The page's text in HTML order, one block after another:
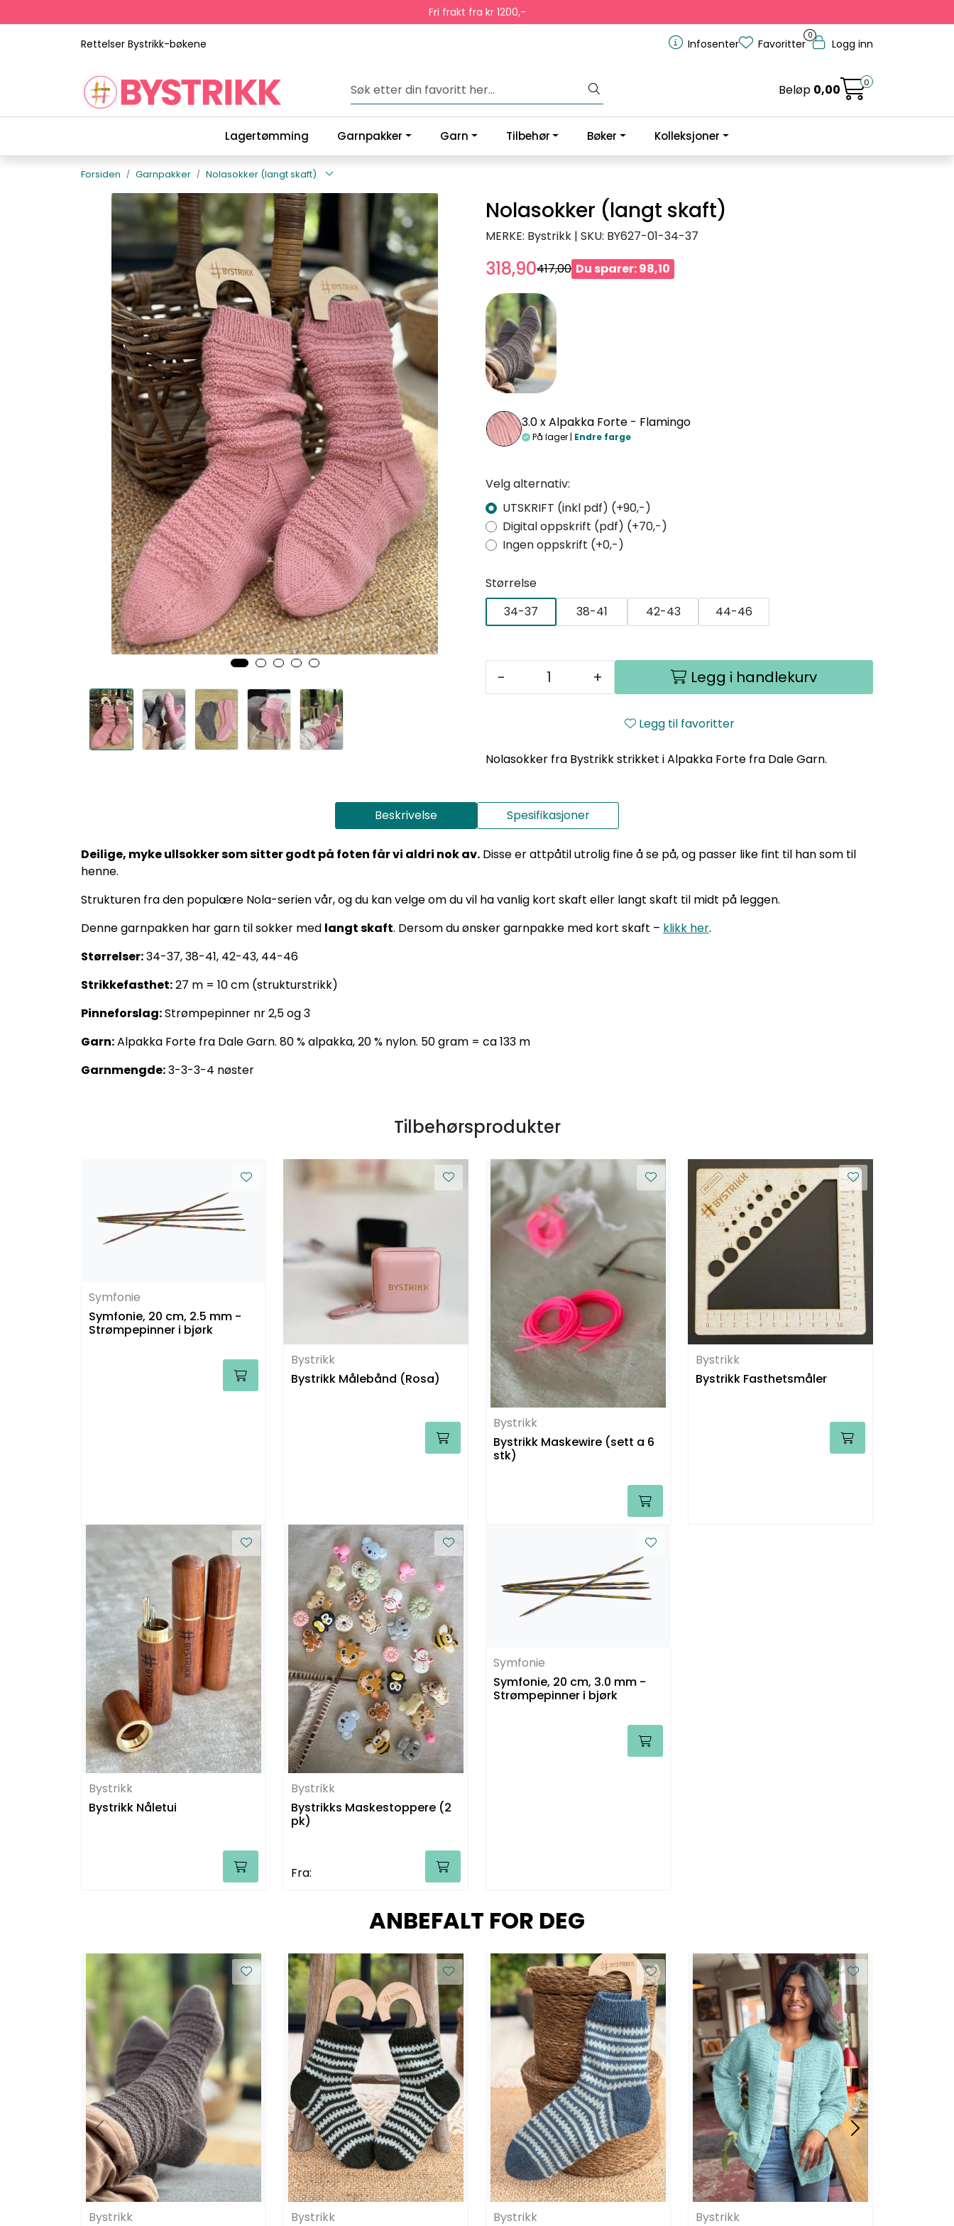
Fri frakt fra kr 1200,-
Rettelser Bystrikk-bøkene Infosenter
0
Favoritter Logg inn
Beløp 0,00 0
Lagertømming Garnpakker Garn Tilbehør Bøker Kolleksjoner
Forsiden Garnpakker Nolasokker (langt skaft)
Nolasokker (langt skaft)
MERKE: Bystrikk | SKU: BY627-01-34-37
318,90417,00 Du sparer: 98,10
3.0 xAlpakka Forte - Flamingo
På lager | Endre farge
Velg alternativ:
UTSKRIFT (inkl pdf) (+90,-)
Digital oppskrift (pdf) (+70,-)
Ingen oppskrift (+0,-)
Størrelse
34-37
38-41 42-43 44-46
- + Legg i handlekurv
Legg til favoritter
Nolasokker fra Bystrikk strikket i Alpakka Forte fra Dale Garn.
Beskrivelse Spesifikasjoner
Deilige, myke ullsokker som sitter godt på foten får vi aldri nok av. Disse er attpåtil utrolig fine å se på, og passer like fint til han som til
henne.
Strukturen fra den populære Nola-serien vår, og du kan velge om du vil ha vanlig kort skaft eller langt skaft til midt på leggen.
Denne garnpakken har garn til sokker med langt skaft. Dersom du ønsker garnpakke med kort skaft – klikk her.
Størrelser:34-37, 38-41, 42-43, 44-46
Strikkefasthet:27 m = 10 cm (strukturstrikk)
Pinneforslag:Strømpepinner nr 2,5 og 3
Garn:Alpakka Forte fra Dale Garn. 80 % alpakka, 20 % nylon. 50 gram = ca 133 m
Garnmengde:3-3-3-4 nøster
Tilbehørsprodukter
Symfonie
Symfonie, 20 cm, 2.5 mm -
Strømpepinner i bjørk
Bystrikk
Bystrikk Målebånd (Rosa)
Bystrikk
Bystrikk Maskewire (sett a 6
stk)
Bystrikk
Bystrikk Fasthetsmåler
Bystrikk
Bystrikk Nåletui
Bystrikk
Bystrikks Maskestoppere (2
pk)
Fra:
Symfonie
Symfonie, 20 cm, 3.0 mm -
Strømpepinner i bjørk
ANBEFALT FOR DEG
Bystrikk
Bystrikk
Bystrikk
Bystrikk